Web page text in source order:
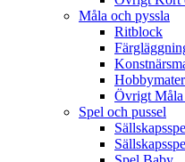
Måla och pyssla
Ritblock
Övrigt Måla
Spel och pussel